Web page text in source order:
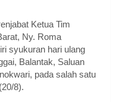
Ketua Tim
Ny. Roma
syukuran hari ulang
Balantak, Saluan
pada salah satu
8).